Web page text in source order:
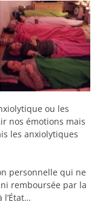
ou les
nos émotions mais
les anxiolytiques
personnelle qui ne
remboursée par la